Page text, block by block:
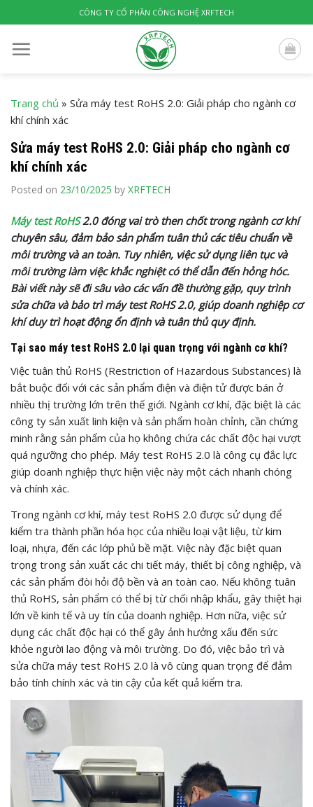
to
content
CÔNG TY CỔ PHẦN CÔNG NGHỆ XRFTECH
Trang chủ » Sửa máy test RoHS 2.0: Giải pháp cho ngành cơ
khí chính xác
Sửa máy test RoHS 2.0: Giải pháp cho ngành cơ
khí chính xác
Posted on 23/10/2025 by XRFTECH
Máy test RoHS2.0 đóng vai trò then chốt trong ngành cơ khí
chuyên sâu, đảm bảo sản phẩm tuân thủ các tiêu chuẩn về
môi trường và an toàn. Tuy nhiên, việc sử dụng liên tục và
môi trường làm việc khắc nghiệt có thể dẫn đến hỏng hóc.
Bài viết này sẽ đi sâu vào các vấn đề thường gặp, quy trình
sửa chữa và bảo trì máy test RoHS 2.0, giúp doanh nghiệp cơ
khí duy trì hoạt động ổn định và tuân thủ quy định.
Tại sao máy test RoHS 2.0 lại quan trọng với ngành cơ khí?
Việc tuân thủ RoHS (Restriction of Hazardous Substances) là
bắt buộc đối với các sản phẩm điện và điện tử được bán ở
nhiều thị trường lớn trên thế giới. Ngành cơ khí, đặc biệt là các
công ty sản xuất linh kiện và sản phẩm hoàn chỉnh, cần chứng
minh rằng sản phẩm của họ không chứa các chất độc hại vượt
quá ngưỡng cho phép. Máy test RoHS 2.0 là công cụ đắc lực
giúp doanh nghiệp thực hiện việc này một cách nhanh chóng
và chính xác.
Trong ngành cơ khí, máy test RoHS 2.0 được sử dụng để
kiểm tra thành phần hóa học của nhiều loại vật liệu, từ kim
loại, nhựa, đến các lớp phủ bề mặt. Việc này đặc biệt quan
trọng trong sản xuất các chi tiết máy, thiết bị công nghiệp, và
các sản phẩm đòi hỏi độ bền và an toàn cao. Nếu không tuân
thủ RoHS, sản phẩm có thể bị từ chối nhập khẩu, gây thiệt hại
lớn về kinh tế và uy tín của doanh nghiệp. Hơn nữa, việc sử
dụng các chất độc hại có thể gây ảnh hưởng xấu đến sức
khỏe người lao động và môi trường. Do đó, việc bảo trì và
sửa chữa máy test RoHS 2.0 là vô cùng quan trọng để đảm
bảo tính chính xác và tin cậy của kết quả kiểm tra.